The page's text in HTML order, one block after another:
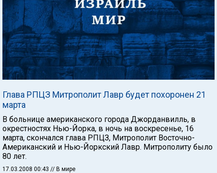
Глава РПЦЗ Митрополит Лавр будет похоронен 21
марта
В больнице американского города Джорданвилль, в
окрестностях Нью-Йорка, в ночь на воскресенье, 16
марта, скончался глава РПЦЗ, Митрополит Восточно-
Американский и Нью-Йоркский Лавр. Митрополиту было
80 лет.
17.03.2008 00:43 // В мире